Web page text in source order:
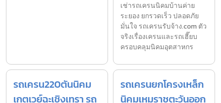
เช่ารถเครนนิคมบ้านค่าย
ระยอง ยกรวดเร็ว ปลอดภัย
มั่นใจ รถเครนรับจ้าง.com ตัว
จริงเรื่องเครนและรถเฮี๊ยบ
ครอบคลุมนิคมอุตสาหกร
รถเครน220ตันนิคม
เกตเวย์ฉะเชิงเทรา รถ
รถเครนยกโครงเหล็ก
นิคมเหมราชตะวันออก